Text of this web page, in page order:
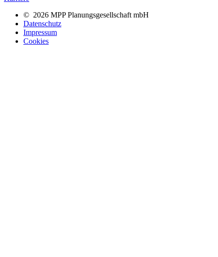
© 2026 MPP Planungsgesellschaft mbH
Datenschutz
Impressum
Cookies